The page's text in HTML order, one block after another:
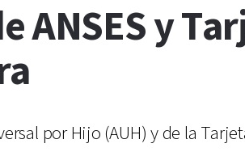
ANSES y
por Hijo (AUH) y de la